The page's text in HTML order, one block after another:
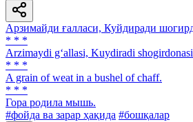
Арзимайди ғалласи, Куйдиради
* * *
Arzimaydi g‘allasi, Kuydiradi
* * *
A grain of weat in a bushel of chaff.
* * *
Гора родила мышь.
#фойда ва зарар ҳақида #бошқалар